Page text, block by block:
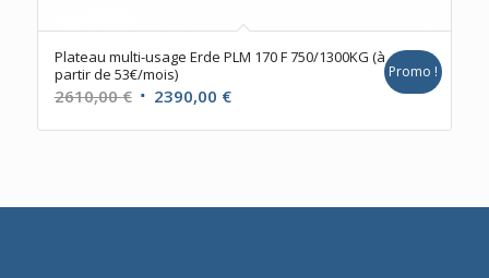
Plateau multi-usage Erde PLM 170 F 750/1300KG (à
partir de 53€/mois)
2610,00€ Le 2390,00 €Le
Promo !